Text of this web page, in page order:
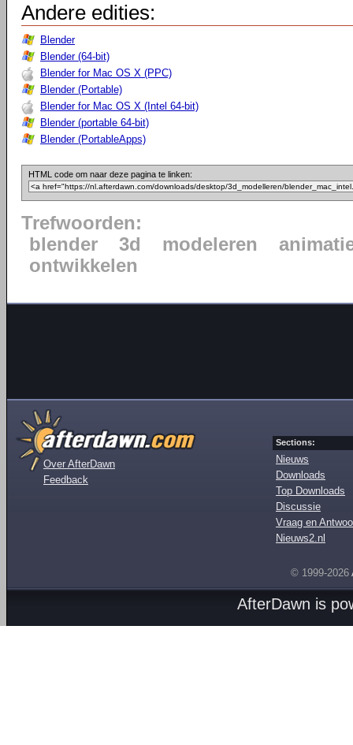
Andere edities:
Blender
Blender (64-bit)
Blender for Mac OS X (PPC)
Blender (Portable)
Blender for Mac OS X (Intel 64-bit)
Blender (portable 64-bit)
Blender (PortableApps)
HTML code om naar deze pagina te linken:
Trefwoorden:
blender
3d modeleren
ontwikkelen
Over AfterDawn
Feedback
Sections:
Nieuws
Downloads
Top Downloads
Discussie
Vraag en
Nieuws2.nl
© 1999-2026
AfterDawn is